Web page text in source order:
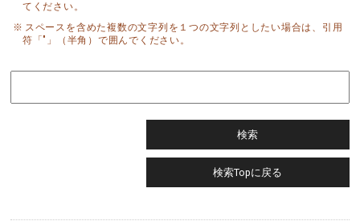
てください。
スペースを含めた複数の文字列を１つの文字列としたい場合は、引用
符「"」（半角）で囲んでください。